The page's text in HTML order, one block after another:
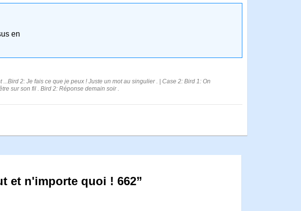
en
2: Je fais ce que je peux ! Juste un mot au singulier . | Case 2: Bird 1: On
sur son fil . Bird 2: Réponse demain soir .
et n'importe quoi ! 662”